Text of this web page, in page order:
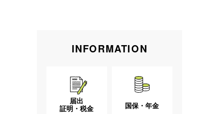
INFORMATION
届出
証明・税金
国保・年金